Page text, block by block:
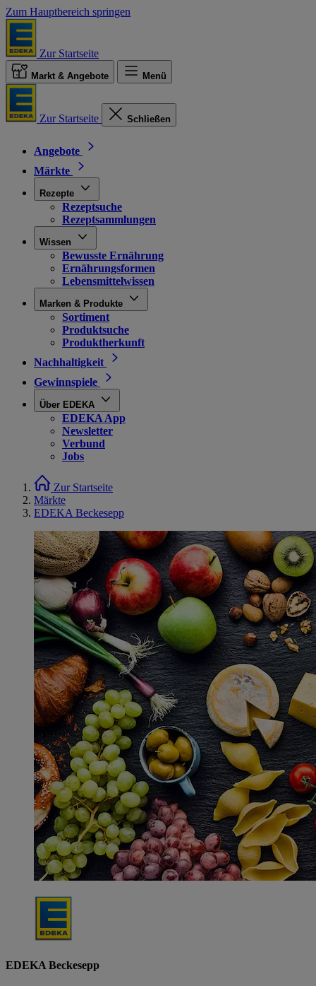
Zum Hauptbereich springen
Zur Startseite
Markt & Angebote Menü
Zur Startseite Schließen
Angebote
Märkte
Rezepte
Rezeptsuche
Rezeptsammlungen
Wissen
Bewusste Ernährung
Ernährungsformen
Lebensmittelwissen
Marken & Produkte
Sortiment
Produktsuche
Produktherkunft
Nachhaltigkeit
Gewinnspiele
Über EDEKA
EDEKA App
Newsletter
Verbund
Jobs
Zur Startseite
Märkte
EDEKA Beckesepp
EDEKA Beckesepp